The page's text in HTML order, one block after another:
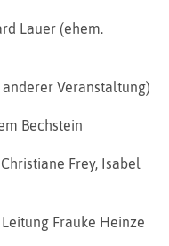
Lauer (ehem.
Veranstaltung)
Bechstein
Frey, Isabel
Frauke Heinze